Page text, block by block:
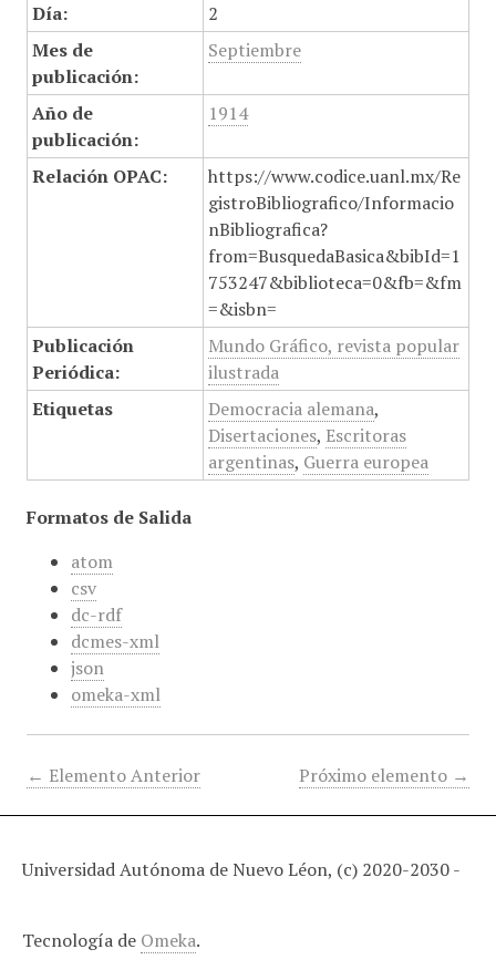
Día:
2
Mes de
publicación:
Septiembre
Año de
publicación:
1914
Relación OPAC:
https://www.codice.uanl.mx/Re
gistroBibliografico/Informacio
nBibliografica?
from=BusquedaBasica&bibId=1
753247&biblioteca=0&fb=&fm
=&isbn=
Publicación
Periódica:
Mundo Gráfico, revista popular
ilustrada
Etiquetas
Democracia alemana,
Disertaciones, Escritoras
argentinas, Guerra europea
Formatos de Salida
atom
csv
dc-rdf
dcmes-xml
json
omeka-xml
← Elemento Anterior Próximo elemento →
Universidad Autónoma de Nuevo Léon, (c) 2020-2030 -
Tecnología de Omeka.